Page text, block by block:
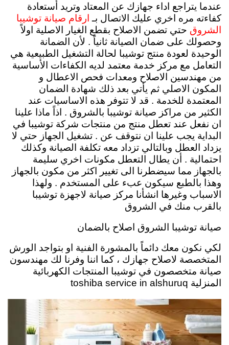
عندما يتراجع اداء جهازك عن المعتاد وتريد أستعادة
كفاءته مره اخري عليك الاتصال بـ ارقام صيانة توشيبا
الشروق حتي تضمن الاصلاح بقطع الغيار الاصلية اولاً
وحصولك على ضمان الصيانة ثانياً . لأن الضمانة
الوحيدة لعودة منتج توشيبا لحالة التشغيل الطبيعية هي
التعامل مع مركز خدمة معتمد لديه الكفاءات الأساسية
من مهندسين الاصلاح ومعدات فحص الاعطال و
المكون الاصلي ثم يأتي بعد ذلك شهادة الضمان
المعتمدة للخدمة . قد لا تتوفر هذه الاساسيات عند
الكثير من مراكز صيانة توشيبا بالشروق . اذاً ماذا علينا
ان نفعل عند تعطل منتج من منتجات شركة توشيبا في
البداية يجب علينا ان نتوقف عن . تشغيل الجهاز حتي لا
يزداد العطل وبالتالي تزداد معه تكلفة الصيانة وكذلك
احتمالية . أن يطال التعطل مكونات اخري سليمة
بالجهاز مما سيضطرنا الى تغيير اكثر من مكون بالجهاز
وهذا بالطبع سيكون عبء على المستخدم . ولهذا
الاسباب وغيرها انشأنا مركز صيانة لاجهزة توشيبا
بالقرب منك في الشروق
صيانة توشيبا الشروق اصلاح بالضمان
لكي نكون معك دائماً بالمشورة الفنية او بتواجد الورش
المتخصصة لاصلاح جهازك ، كما اننا وفرنا لك مهندسون
صيانة متخصصون في توشيبا المنتجات الكهربائية
المنزلية toshiba service in alshuruq